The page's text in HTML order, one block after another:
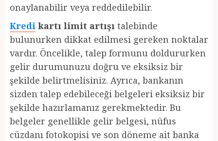
onaylanabilir veya reddedilebilir.
Kredi kartı limit artışı talebinde
bulunurken dikkat edilmesi gereken noktalar
vardır. Öncelikle, talep formunu doldururken
gelir durumunuzu doğru ve eksiksiz bir
şekilde belirtmelisiniz. Ayrıca, bankanın
sizden talep edebileceği belgeleri eksiksiz bir
şekilde hazırlamanız gerekmektedir. Bu
belgeler genellikle gelir belgesi, nüfus
cüzdanı fotokopisi ve son döneme ait banka